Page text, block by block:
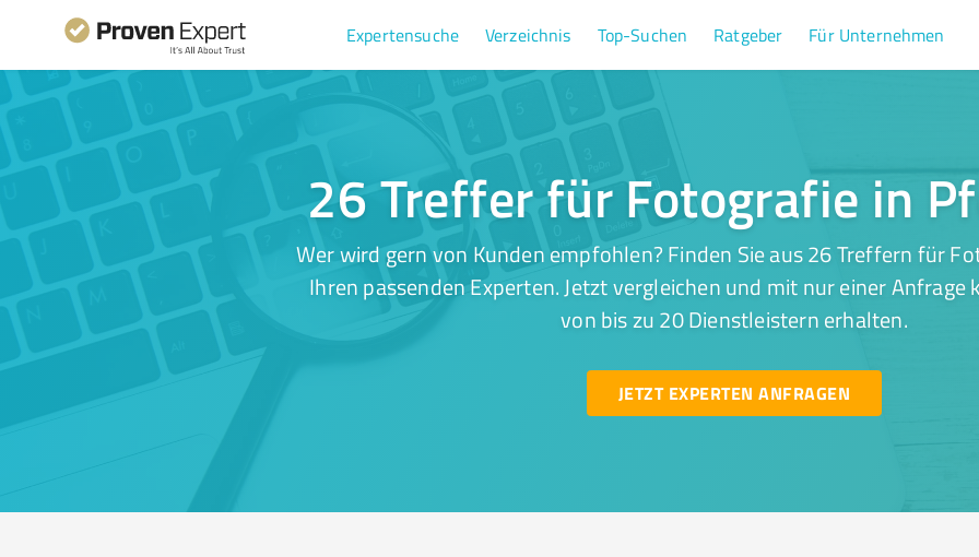
Expertensuche Verzeichnis Top-Suchen Ratgeber Für Unternehmen
26 Treffer für Fotografie in
Wer wird gern von Kunden empfohlen? Finden Sie aus 26 Treffern für
Ihren passenden Experten. Jetzt vergleichen und mit nur einer Anfrage
von bis zu 20 Dienstleistern erhalten.
JETZT EXPERTEN ANFRAGEN